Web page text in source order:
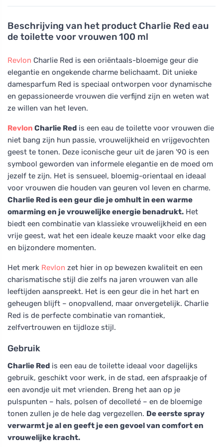
Beschrijving van het product Charlie Red eau
de toilette voor vrouwen 100 ml
Revlon Charlie Red is een oriëntaals-bloemige geur die
elegantie en ongekende charme belichaamt. Dit unieke
damesparfum Red is speciaal ontworpen voor dynamische
en gepassioneerde vrouwen die verfijnd zijn en weten wat
ze willen van het leven.
Revlon Charlie Red is een eau de toilette voor vrouwen die
niet bang zijn hun passie, vrouwelijkheid en vrijgevochten
geest te tonen. Deze iconische geur uit de jaren '90 is een
symbool geworden van informele elegantie en de moed om
jezelf te zijn. Het is sensueel, bloemig-orientaal en ideaal
voor vrouwen die houden van geuren vol leven en charme.
Charlie Red is een geur die je omhult in een warme
omarming en je vrouwelijke energie benadrukt. Het
biedt een combinatie van klassieke vrouwelijkheid en een
vrije geest, wat het een ideale keuze maakt voor elke dag
en bijzondere momenten.
Het merk Revlon zet hier in op bewezen kwaliteit en een
charismatische stijl die zelfs na jaren vrouwen van alle
leeftijden aanspreekt. Het is een geur die in het hart en
geheugen blijft – onopvallend, maar onvergetelijk. Charlie
Red is de perfecte combinatie van romantiek,
zelfvertrouwen en tijdloze stijl.
Gebruik
Charlie Red is een eau de toilette ideaal voor dagelijks
gebruik, geschikt voor werk, in de stad, een afspraakje of
een avondje uit met vrienden. Breng het aan op je
pulspunten – hals, polsen of decolleté – en de bloemige
tonen zullen je de hele dag vergezellen. De eerste spray
verwarmt je al en geeft je een gevoel van comfort en
vrouwelijke kracht.